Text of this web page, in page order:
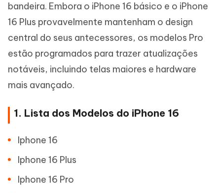
bandeira. Embora o iPhone 16 básico e o iPhone
16 Plus provavelmente mantenham o design
central do seus antecessores, os modelos Pro
estão programados para trazer atualizações
notáveis, incluindo telas maiores e hardware
mais avançado.
1. Lista dos Modelos do iPhone 16
Iphone 16
Iphone 16 Plus
Iphone 16 Pro